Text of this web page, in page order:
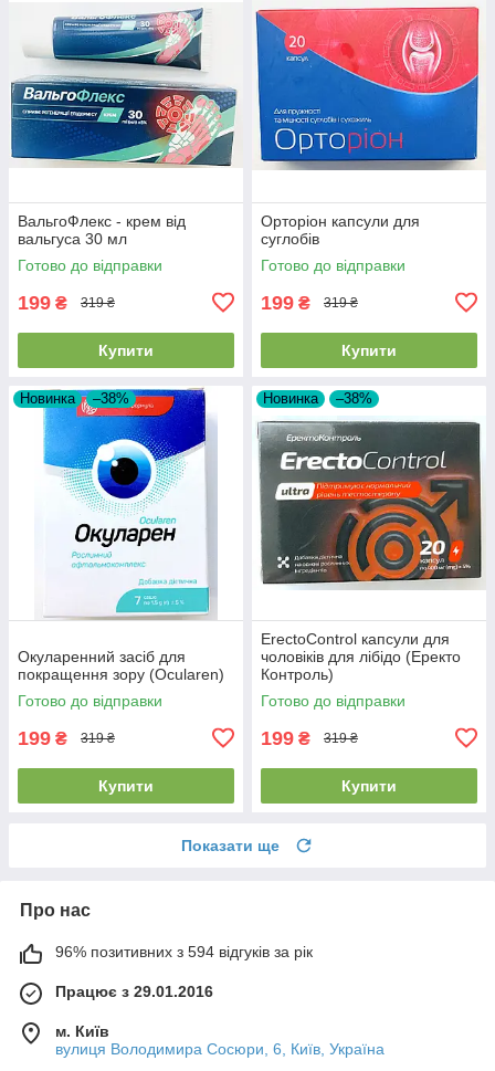
ВальгоФлекс - крем від
вальгуса 30 мл
Готово до відправки
199 ₴ 319 ₴
Купити
Орторіон капсули для
суглобів
Готово до відправки
199 ₴ 319 ₴
Купити
Новинка –38%
Окуларенний засіб для
покращення зору (Ocularen)
Готово до відправки
199 ₴ 319 ₴
Купити
Новинка –38%
ErectoControl капсули для
чоловіків для лібідо (Еректо
Контроль)
Готово до відправки
199 ₴ 319 ₴
Купити
Показати ще
Про нас
96% позитивних з 594 відгуків за рік
Працює з 29.01.2016
м. Київ
вулиця Володимира Сосюри, 6, Київ, Україна